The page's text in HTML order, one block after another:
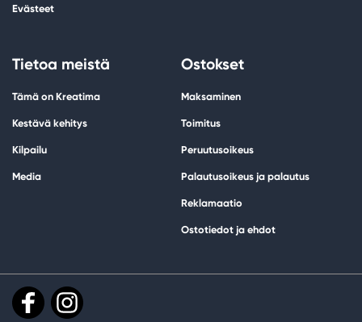
Evästeet
Tietoa meistä
Tämä on Kreatima
Kestävä kehitys
Kilpailu
Media
Ostokset
Maksaminen
Toimitus
Peruutusoikeus
Palautusoikeus ja palautus
Reklamaatio
Ostotiedot ja ehdot